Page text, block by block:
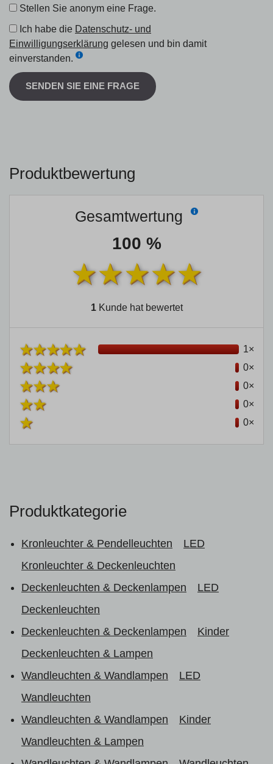
Stellen Sie anonym eine Frage.
Ich habe die Datenschutz- und
Einwilligungserklärung gelesen und bin damit
einverstanden.
SENDEN SIE EINE FRAGE
Produktbewertung
Gesamtwertung
100 %
1Kunde hat bewertet
1×
0×
0×
0×
0×
Produktkategorie
Kronleuchter & Pendelleuchten
LED
Kronleuchter & Deckenleuchten
Deckenleuchten & Deckenlampen
LED
Deckenleuchten
Deckenleuchten & Deckenlampen
Kinder
Deckenleuchten & Lampen
Wandleuchten & Wandlampen
LED
Wandleuchten
Wandleuchten & Wandlampen
Kinder
Wandleuchten & Lampen